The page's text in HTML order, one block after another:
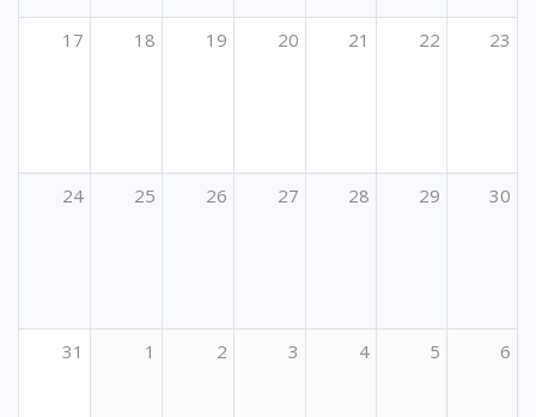
17 18 19 20 21 22 23
24 25 26 27 28 29 30
31 1 2 3 4 5 6